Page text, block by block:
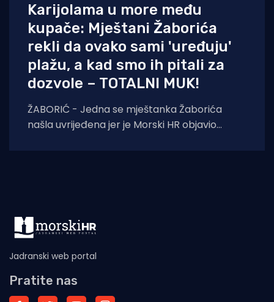
Karijolama u more među
kupače: Mještani Žaborića
rekli da ovako sami 'uređuju'
plažu, a kad smo ih pitali za
dozvole – TOTALNI MUK!
ŽABORIĆ - Jedna se mještanka Žaborića
našla uvrijeđena jer je Morski HR objavio
Jadranski web portal
Pratite nas